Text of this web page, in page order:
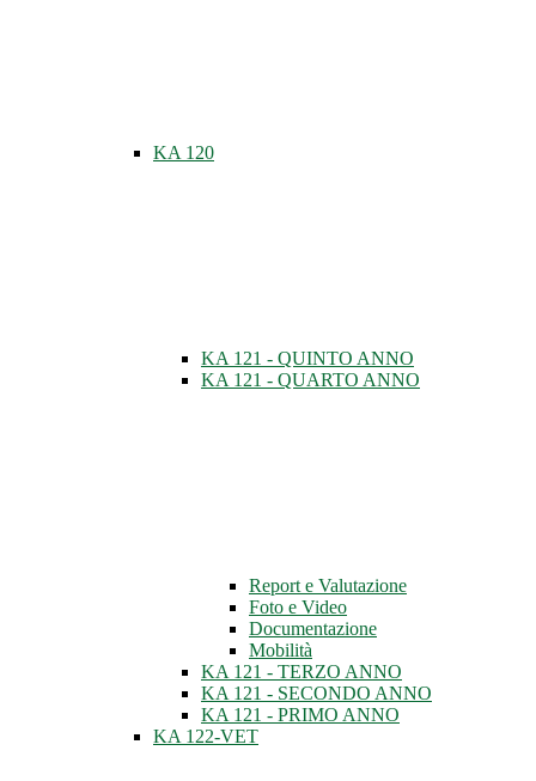
KA 120
KA 121 - QUINTO ANNO
KA 121 - QUARTO ANNO
Report e Valutazione
Foto e Video
Documentazione
Mobilità
KA 121 - TERZO ANNO
KA 121 - SECONDO ANNO
KA 121 - PRIMO ANNO
KA 122-VET